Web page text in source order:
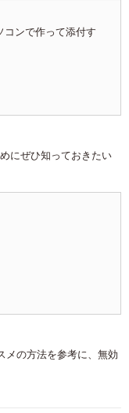
コンで作って添付す
にぜひ知っておきたい
メの方法を参考に、無効